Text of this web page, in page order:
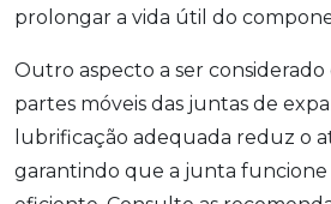
prolongar a vida útil do
Outro aspecto a ser
partes móveis das juntas de
lubrificação adequada reduz o
garantindo que a junta funcione